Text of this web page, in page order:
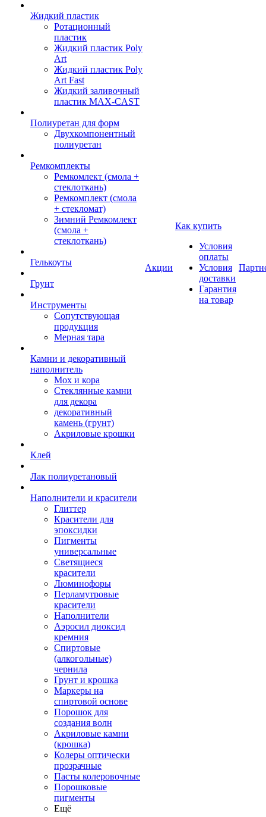
Жидкий пластик
Ротационный
пластик
Жидкий пластик Poly
Art
Жидкий пластик Poly
Art Fast
Жидкий заливочный
пластик MAX-CAST
Полиуретан для форм
Двухкомпонентный
полиуретан
Ремкомплекты
Ремкомлект (смола +
стеклоткань)
Ремкомплект (смола
+ стекломат)
Зимний Ремкомлект
(смола +
стеклоткань)
Гелькоуты
Грунт
Инструменты
Сопутствующая
продукция
Мерная тара
Камни и декоративный
наполнитель
Мох и кора
Стеклянные камни
для декора
декоративный
камень (грунт)
Акриловые крошки
Клей
Лак полиуретановый
Наполнители и красители
Глиттер
Красители для
эпоксидки
Пигменты
универсальные
Светящиеся
красители
Люминофоры
Перламутровые
красители
Наполнители
Аэросил диоксид
кремния
Спиртовые
(алкогольные)
чернила
Грунт и крошка
Маркеры на
спиртовой основе
Порошок для
создания волн
Акриловые камни
(крошка)
Колеры оптически
прозрачные
Пасты колеровочные
Порошковые
пигменты
Ещё
Акции
Как купить
Условия
оплаты
Условия
доставки
Гарантия
на товар